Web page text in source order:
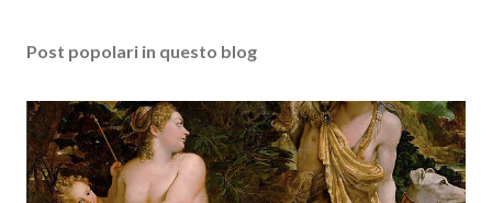
Post popolari in questo blog